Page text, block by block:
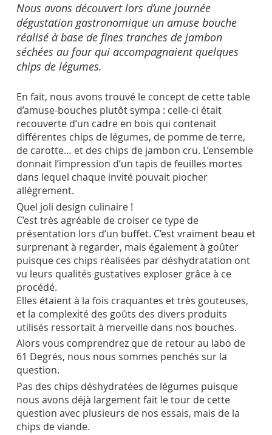
Nous avons découvert lors d’une journée
dégustation gastronomique un amuse bouche
réalisé à base de fines tranches de jambon
séchées au four qui accompagnaient quelques
chips de légumes.
En fait, nous avons trouvé le concept de cette table
d’amuse-bouches plutôt sympa : celle-ci était
recouverte d’un cadre en bois qui contenait
différentes chips de légumes, de pomme de terre,
de carotte… et des chips de jambon cru. L’ensemble
donnait l’impression d’un tapis de feuilles mortes
dans lequel chaque invité pouvait piocher
allègrement.
Quel joli design culinaire !
C’est très agréable de croiser ce type de
présentation lors d’un buffet. C’est vraiment beau et
surprenant à regarder, mais également à goûter
puisque ces chips réalisées par déshydratation ont
vu leurs qualités gustatives exploser grâce à ce
procédé.
Elles étaient à la fois craquantes et très gouteuses,
et la complexité des goûts des divers produits
utilisés ressortait à merveille dans nos bouches.
Alors vous comprendrez que de retour au labo de
61 Degrés, nous nous sommes penchés sur la
question.
Pas des chips déshydratées de légumes puisque
nous avons déjà largement fait le tour de cette
question avec plusieurs de nos essais, mais de la
chips de viande.